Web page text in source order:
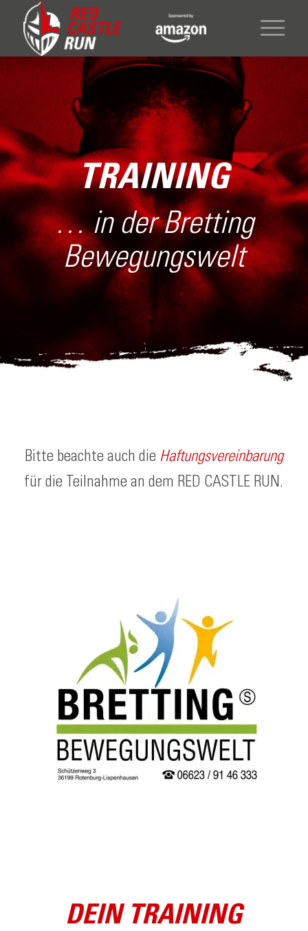
TRAINING
… in der Bretting
Bewegungswelt
Bitte beachte auch die Haftungsvereinbarung
für die Teilnahme an dem RED CASTLE RUN.
DEIN TRAINING